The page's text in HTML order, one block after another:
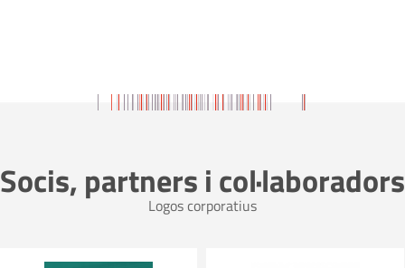
Socis, partners i col·laboradors
Logos corporatius